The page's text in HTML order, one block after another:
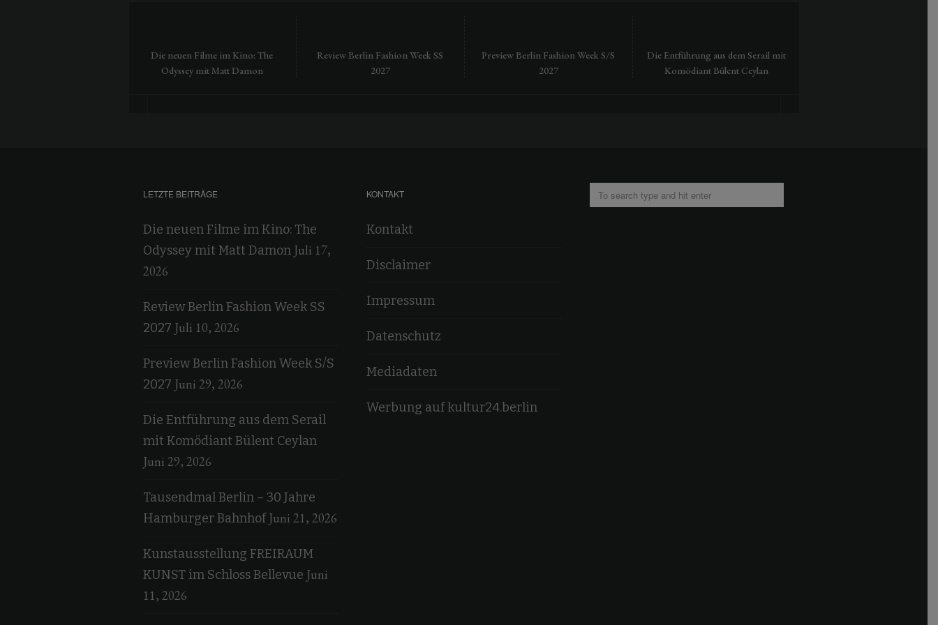
Die neuen Filme im Kino: The
Odyssey mit Matt Damon
Review Berlin Fashion Week SS
2027
Preview Berlin Fashion Week S/S
2027
Die Entführung aus dem Serail mit
Komödiant Bülent Ceylan
LETZTE BEITRÄGE
Die neuen Filme im Kino: The
Odyssey mit Matt Damon Juli 17,
2026
Review Berlin Fashion Week SS
2027 Juli 10, 2026
Preview Berlin Fashion Week S/S
2027 Juni 29, 2026
Die Entführung aus dem Serail
mit Komödiant Bülent Ceylan
Juni 29, 2026
Tausendmal Berlin – 30 Jahre
Hamburger Bahnhof Juni 21, 2026
Kunstausstellung FREIRAUM
KUNST im Schloss Bellevue Juni
11, 2026
KONTAKT
Kontakt
Disclaimer
Impressum
Datenschutz
Mediadaten
Werbung auf kultur24.berlin